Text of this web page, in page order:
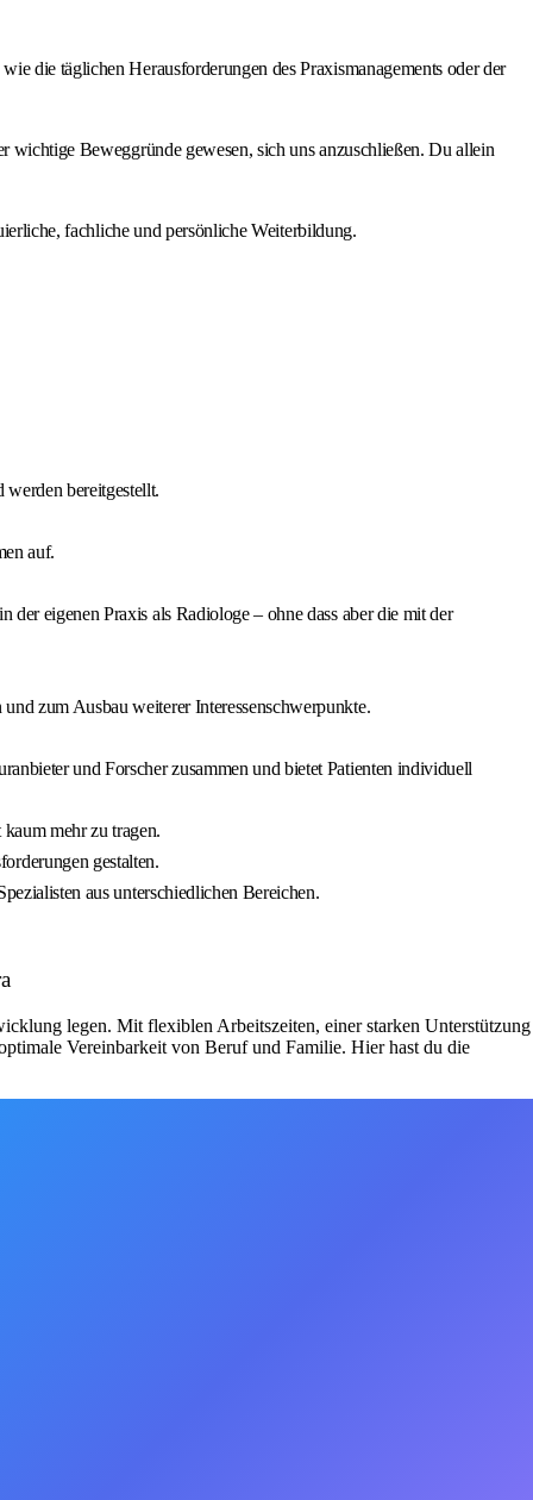
die täglichen Herausforderungen des Praxismanagements oder der
Beweggründe gewesen, sich uns anzuschließen. Du allein
fachliche und persönliche Weiterbildung.
bereitgestellt.
auf.
eigenen Praxis als Radiologe – ohne dass aber die mit der
zum Ausbau weiterer Interessenschwerpunkte.
und Forscher zusammen und bietet Patienten individuell
mehr zu tragen.
gestalten.
aus unterschiedlichen Bereichen.
legen. Mit flexiblen Arbeitszeiten, einer starken Unterstützung
Vereinbarkeit von Beruf und Familie. Hier hast du die